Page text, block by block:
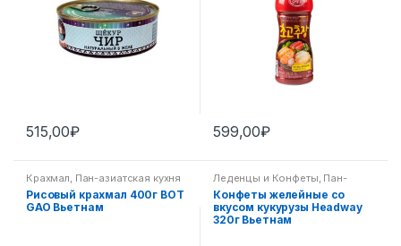
515,00₽ 599,00₽
Крахмал, Пан-азиатская кухня
Рисовый крахмал 400г BOT
GAO Вьетнам
Леденцы и Конфеты, Пан-
азиатская кухня
Конфеты желейные со
вкусом кукурузы Headway
320г Вьетнам